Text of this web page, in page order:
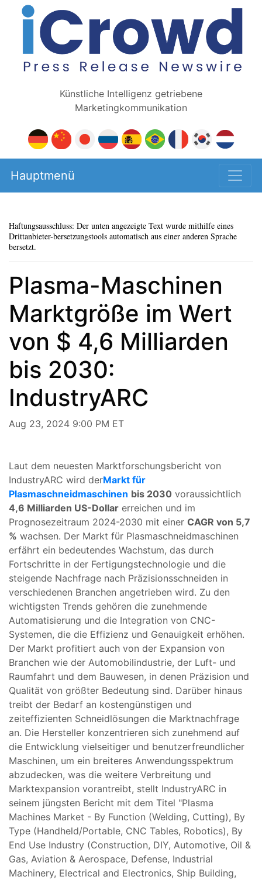
Künstliche Intelligenz getriebene
Marketingkommunikation
Hauptmenü
Haftungsausschluss: Der unten angezeigte Text wurde mithilfe eines
Drittanbieter-bersetzungstools automatisch aus einer anderen Sprache
bersetzt.
Plasma-Maschinen
Marktgröße im Wert
von $ 4,6 Milliarden
bis 2030:
IndustryARC
Aug 23, 2024 9:00 PM ET
Laut dem neuesten Marktforschungsbericht von
IndustryARC wird derMarkt für
Plasmaschneidmaschinen bis 2030 voraussichtlich
4,6 Milliarden US-Dollar erreichen und im
Prognosezeitraum 2024-2030 mit einer CAGR von 5,7
% wachsen. Der Markt für Plasmaschneidmaschinen
erfährt ein bedeutendes Wachstum, das durch
Fortschritte in der Fertigungstechnologie und die
steigende Nachfrage nach Präzisionsschneiden in
verschiedenen Branchen angetrieben wird. Zu den
wichtigsten Trends gehören die zunehmende
Automatisierung und die Integration von CNC-
Systemen, die die Effizienz und Genauigkeit erhöhen.
Der Markt profitiert auch von der Expansion von
Branchen wie der Automobilindustrie, der Luft- und
Raumfahrt und dem Bauwesen, in denen Präzision und
Qualität von größter Bedeutung sind. Darüber hinaus
treibt der Bedarf an kostengünstigen und
zeiteffizienten Schneidlösungen die Marktnachfrage
an. Die Hersteller konzentrieren sich zunehmend auf
die Entwicklung vielseitiger und benutzerfreundlicher
Maschinen, um ein breiteres Anwendungsspektrum
abzudecken, was die weitere Verbreitung und
Marktexpansion vorantreibt, stellt IndustryARC in
seinem jüngsten Bericht mit dem Titel "Plasma
Machines Market - By Function (Welding, Cutting), By
Type (Handheld/Portable, CNC Tables, Robotics), By
End Use Industry (Construction, DIY, Automotive, Oil &
Gas, Aviation & Aerospace, Defense, Industrial
Machinery, Electrical and Electronics, Ship Building,